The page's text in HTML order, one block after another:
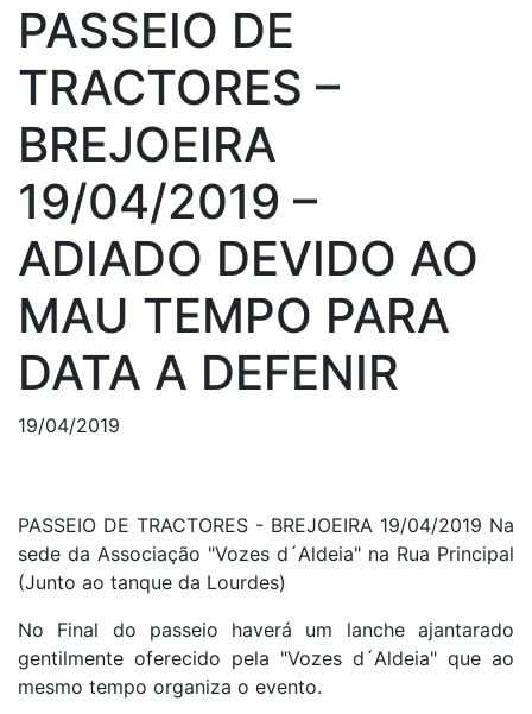
PASSEIO DE
TRACTORES –
BREJOEIRA
19/04/2019 –
ADIADO DEVIDO AO
MAU TEMPO PARA
DATA A DEFENIR
19/04/2019
PASSEIO DE TRACTORES - BREJOEIRA 19/04/2019 Na
sede da Associação "Vozes d´Aldeia" na Rua Principal
(Junto ao tanque da Lourdes)
No Final do passeio haverá um lanche ajantarado
gentilmente oferecido pela "Vozes d´Aldeia" que ao
mesmo tempo organiza o evento.